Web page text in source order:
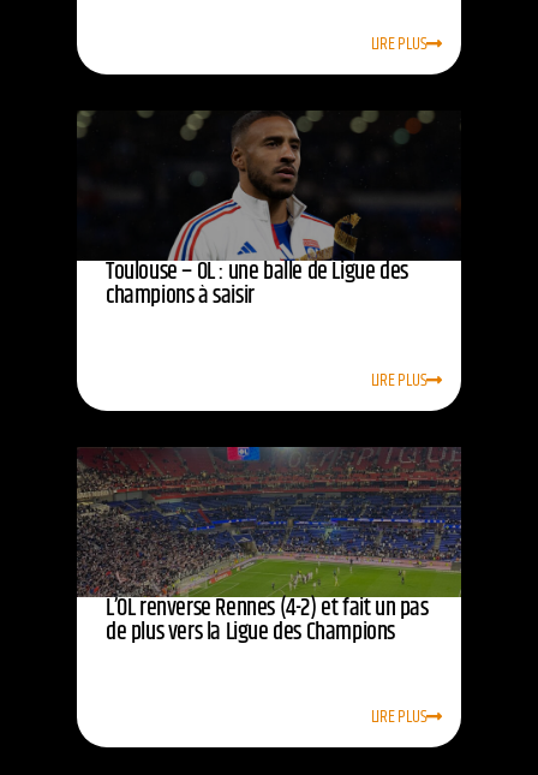
LIRE PLUS
Toulouse – OL : une balle de Ligue des
champions à saisir
LIRE PLUS
L’OL renverse Rennes (4-2) et fait un pas
de plus vers la Ligue des Champions
LIRE PLUS